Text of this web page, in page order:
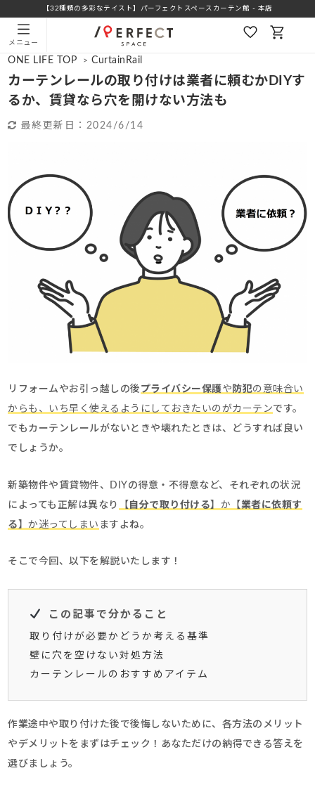
【32種類の多彩なテイスト】パーフェクトスペースカーテン館 - 本店
メニュー
ONE LIFE TOP > CurtainRail
カーテンレールの取り付けは業者に頼むかDIYす
るか、賃貸なら穴を開けない方法も
最終更新日： 2024/6/14
リフォームやお引っ越しの後 プライバシー保護や 防犯の意味合い
からも、いち早く使えるようにしておきたいのがカーテンです。
でもカーテンレールがないときや壊れたときは、どうすれば良い
でしょうか。
新築物件や賃貸物件、DIYの得意・不得意など、それぞれの状況
によっても正解は異なり
【 自分で取り付ける 】か【 業者に依頼す
る 】か迷ってしまい ますよね。
そこで今回、以下を解説いたします！
この記事で分かること
取り付けが必要かどうか考える基準
壁に穴を空けない対処方法
カーテンレールのおすすめアイテム
作業途中や取り付けた後で後悔しないために、各方法のメリット
やデメリットをまずはチェック！あなただけの納得できる答えを
選びましょう。